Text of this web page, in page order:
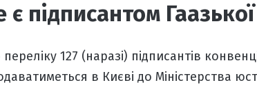
підписантом
127 (наразі) підписантів
в Києві до Міністерства